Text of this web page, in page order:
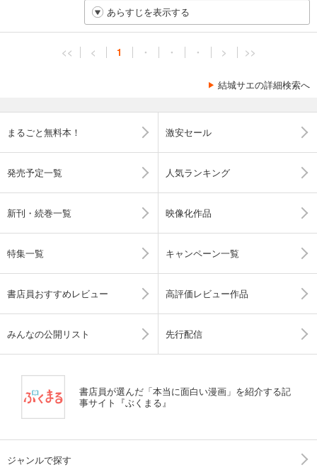
あらすじを表示する
<< < 1 ・ ・ ・ > >>
結城サエの詳細検索へ
まるごと無料本！ 激安セール
発売予定一覧 人気ランキング
新刊・続巻一覧 映像化作品
特集一覧 キャンペーン一覧
書店員おすすめレビュー 高評価レビュー作品
みんなの公開リスト 先行配信
書店員が選んだ「本当に面白い漫画」を紹介する記
事サイト『ぶくまる』
ジャンルで探す